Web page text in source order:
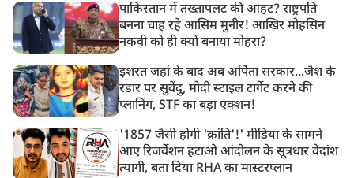
पाकिस्तान में तख्तापलट की आहट? राष्ट्रपति
बनना चाह रहे आसिम मुनीर! आखिर मोहसिन
नकवी को ही क्यों बनाया मोहरा?
इशरत जहां के बाद अब अर्पिता सरकार...जैश के
रडार पर सुवेंदु, मोदी स्टाइल टार्गेट करने की
प्लानिंग, STF का बड़ा एक्शन!
'1857 जैसी होगी 'क्रांति'!' मीडिया के सामने
आए रिजर्वेशन हटाओ आंदोलन के सूत्रधार वेदांश
त्यागी, बता दिया RHA का मास्टरप्लान